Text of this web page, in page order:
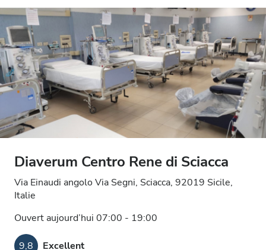
Diaverum Centro Rene di Sciacca
Via Einaudi angolo Via Segni, Sciacca, 92019 Sicile,
Italie
Ouvert aujourd’hui 07:00 - 19:00
9,8 Excellent